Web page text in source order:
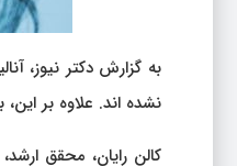
به گزارش دکتر نیوز،
نشده اند. علاوه بر
کالن رایان، محقق